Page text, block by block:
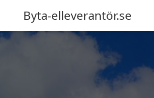
Byta-elleverantör.se